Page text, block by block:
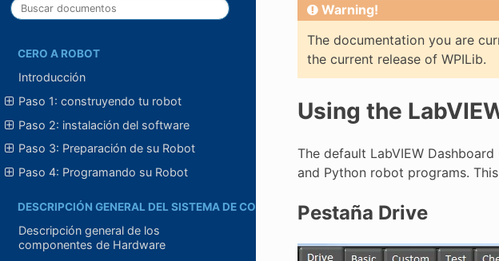
CERO A ROBOT
Introducción
Paso 1: construyendo tu robot
Paso 2: instalación del software
Paso 3: Preparación de su Robot
Paso 4: Programando su Robot
DESCRIPCIÓN GENERAL DEL SISTEMA DE CONTROL
Descripción general de los
componentes de Hardware
Warning!
The documentation you are
the current release of WPILib.
Using the
The default LabVIEW
and Python robot programs.
Pestaña Drive